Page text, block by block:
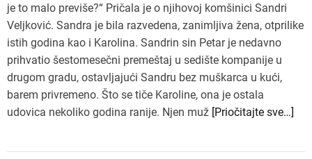
je to malo previše?“ Pričala je o njihovoj komšinici Sandri
Veljković. Sandra je bila razvedena, zanimljiva žena, otprilike
istih godina kao i Karolina. Sandrin sin Petar je nedavno
prihvatio šestomesečni premeštaj u sedište kompanije u
drugom gradu, ostavljajući Sandru bez muškarca u kući,
barem privremeno. Što se tiče Karoline, ona je ostala
udovica nekoliko godina ranije. Njen muž [Priočitajte sve…]